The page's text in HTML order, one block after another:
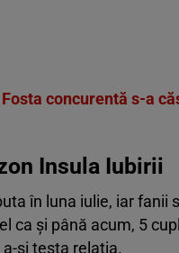
concurentă s-a
Insula Iubirii
în luna iulie, iar fanii
ca și până acum, 5
și testa relația.